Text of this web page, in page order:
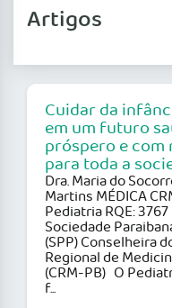
Artigos
Cuidar da
em um futuro
próspero e com
para toda a
Dra. Maria do
Martins MÉDICA
Pediatria RQE:
Sociedade
(SPP) Conselheira
Regional de
(CRM-PB) O
f...